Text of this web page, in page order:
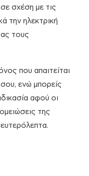
σχέση με τις
την ηλεκτρική
τους
που απαιτείται
ενώ μπορείς
αφού οι
της